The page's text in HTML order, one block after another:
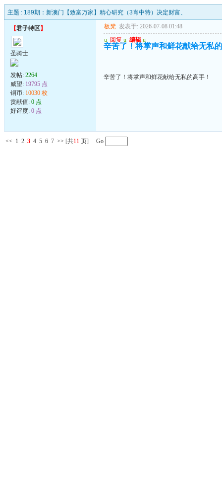
主题 : 189期：新澳门【致富万家】精心研究（3肖中特）决定财富、
【君子特区】
圣骑士
发帖: 2264
威望: 19795 点
铜币: 10030 枚
贡献值: 0 点
好评度: 0 点
板凳 发表于: 2026-07-08 01:48
u 回复 u 编辑 u
辛苦了！将掌声和鲜花献给无私
辛苦了！将掌声和鲜花献给无私的高手！
<< 1 2 3 4 5 6 7 >> [共11 页] Go